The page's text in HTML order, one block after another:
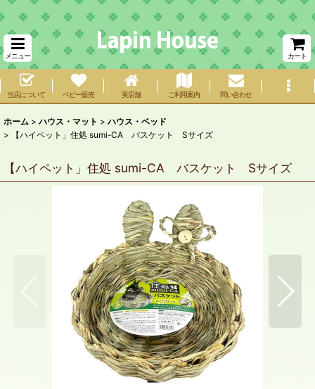
メニュー カート
当店について ベビー販売 実店舗 ご利用案内 問い合わせ
ホーム > ハウス・マット > ハウス・ベッド
>
【ハイペット」住処 sumi-CA バスケット Sサイズ
【ハイペット」住処 sumi-CA バスケット Sサイズ